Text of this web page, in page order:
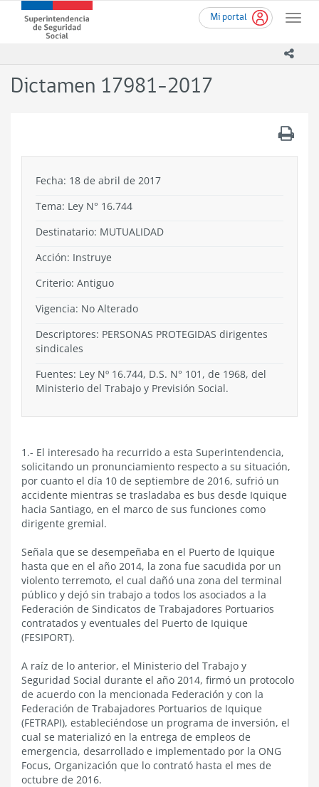
contenido
Mi portal
Toggle
Superintendencia
de
-
Dictamen 17981-2017
Fecha: 18 de abril de 2017
Tema: Ley N° 16.744
Destinatario: MUTUALIDAD
Acción: Instruye
Criterio: Antiguo
Vigencia: No Alterado
Descriptores: PERSONAS PROTEGIDAS dirigentes
sindicales
Fuentes: Ley Nº 16.744, D.S. N° 101, de 1968, del
Ministerio del Trabajo y Previsión Social.
1.- El interesado ha recurrido a esta Superintendencia,
solicitando un pronunciamiento respecto a su situación,
por cuanto el día 10 de septiembre de 2016, sufrió un
accidente mientras se trasladaba es bus desde Iquique
hacia Santiago, en el marco de sus funciones como
dirigente gremial.
Señala que se desempeñaba en el Puerto de Iquique
hasta que en el año 2014, la zona fue sacudida por un
violento terremoto, el cual dañó una zona del terminal
público y dejó sin trabajo a todos los asociados a la
Federación de Sindicatos de Trabajadores Portuarios
contratados y eventuales del Puerto de Iquique
(FESIPORT).
A raíz de lo anterior, el Ministerio del Trabajo y
Seguridad Social durante el año 2014, firmó un protocolo
de acuerdo con la mencionada Federación y con la
Federación de Trabajadores Portuarios de Iquique
(FETRAPI), estableciéndose un programa de inversión, el
cual se materializó en la entrega de empleos de
emergencia, desarrollado e implementado por la ONG
Focus, Organización que lo contrató hasta el mes de
octubre de 2016.